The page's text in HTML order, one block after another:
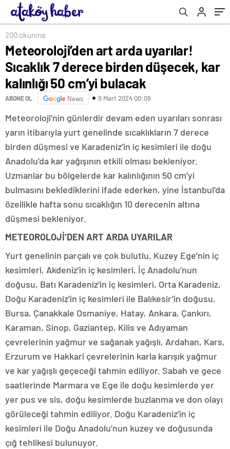
bulacak
200 okunma
Meteoroloji’den art arda uyarılar!
Sıcaklık 7 derece birden düşecek, kar
kalınlığı 50 cm’yi bulacak
ABONE OL News 9 Mart 2024 00:09
Meteoroloji’nin günlerdir devam eden uyarıları sonrası
yarın itibarıyla yurt genelinde sıcaklıkların 7 derece
birden düşmesi ve Karadeniz’in iç kesimleri ile doğu
Anadolu’da kar yağışının etkili olması bekleniyor.
Uzmanlar bu bölgelerde kar kalınlığının 50 cm’yi
bulmasını beklediklerini ifade ederken, yine İstanbul’da
özellikle hafta sonu sıcaklığın 10 derecenin altına
düşmesi bekleniyor.
METEOROLOJİ’DEN ART ARDA UYARILAR
Yurt genelinin parçalı ve çok bulutlu, Kuzey Ege’nin iç
kesimleri, Akdeniz’in iç kesimleri, İç Anadolu’nun
doğusu, Batı Karadeniz’in iç kesimleri, Orta Karadeniz,
Doğu Karadeniz’in iç kesimleri ile Balıkesir’in doğusu,
Bursa, Çanakkale Osmaniye, Hatay, Ankara, Çankırı,
Karaman, Sinop, Gaziantep, Kilis ve Adıyaman
çevrelerinin yağmur ve sağanak yağışlı, Ardahan, Kars,
Erzurum ve Hakkari çevrelerinin karla karışık yağmur
ve kar yağışlı geçeceği tahmin ediliyor. Sabah ve gece
saatlerinde Marmara ve Ege ile doğu kesimlerde yer
yer pus ve sis, doğu kesimlerde buzlanma ve don olayı
görüleceği tahmin ediliyor. Doğu Karadeniz’in iç
kesimleri ile Doğu Anadolu’nun kuzey ve doğusunda
çığ tehlikesi bulunuyor.